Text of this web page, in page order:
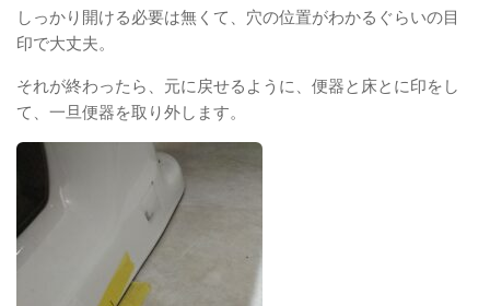
しっかり開ける必要は無くて、穴の位置がわかるぐらいの目
印で大丈夫。
それが終わったら、元に戻せるように、便器と床とに印をし
て、一旦便器を取り外します。